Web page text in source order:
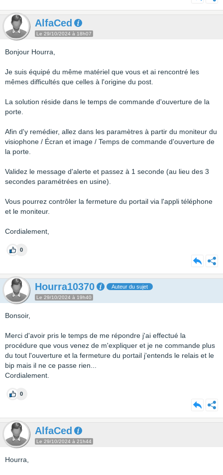
AlfaCed
Le 29/10/2024 à 18h07
Bonjour Hourra,
Je suis équipé du même matériel que vous et ai rencontré les
mêmes difficultés que celles à l'origine du post.
La solution réside dans le temps de commande d'ouverture de la
porte.
Afin d'y remédier, allez dans les paramètres à partir du moniteur du
visiophone / Écran et image / Temps de commande d'ouverture de
la porte.
Validez le message d'alerte et passez à 1 seconde (au lieu des 3
secondes paramétrées en usine).
Vous pourrez contrôler la fermeture du portail via l'appli téléphone
et le moniteur.
Cordialement,
0
Hourra10370 Auteur du sujet
Le 29/10/2024 à 19h40
Bonsoir,
Merci d'avoir pris le temps de me répondre j'ai effectué la
procédure que vous venez de m'expliquer et je ne commande plus
du tout l'ouverture et la fermeture du portail j'entends le relais et le
bip mais il ne ce passe rien...
Cordialement.
0
AlfaCed
Le 29/10/2024 à 21h44
Hourra,